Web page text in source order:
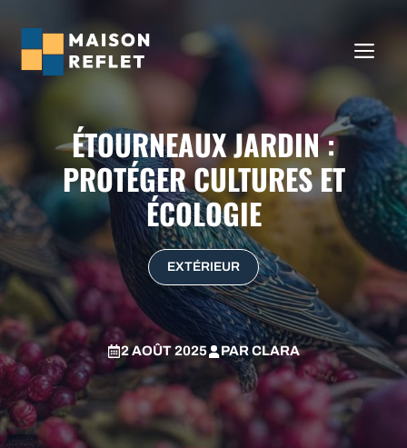
contenu
ÉTOURNEAUX JARDIN :
PROTÉGER CULTURES ET
ÉCOLOGIE
EXTÉRIEUR
2 AOÛT 2025 PARCLARA